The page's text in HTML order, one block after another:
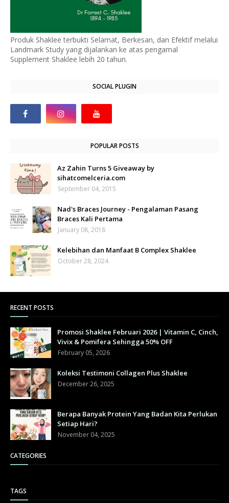
Produk Shaklee terbukti Selamat, Berkesan, dan Efektif melalui
Landmark Study yang dijalankan ke atas pengamal
Supplement Shaklee lebih 20 tahun.
SOCIAL PLUGIN
POPULAR POSTS
Az Zahin Turns 5 Giveaway by
sihatcomelceria.com
September 04, 2015
Nad's Braces Journey - Pengalaman Pasang
Braces Kali Pertama
January 08, 2018
Kelebihan dan Manfaat B Complex Shaklee
October 28, 2024
RECENT POSTS
Promosi Shaklee Februari 2026 | Vitamin C, Cinch,
Vivix & Pomifera Sehingga 50% OFF
February 05, 2026
Koleksi Testimoni Collagen Plus Shaklee
December 26, 2025
Berapa Banyak Protein Yang Badan Kita Perlukan
Setiap Hari?
November 04, 2025
CATEGORIES
TAGS